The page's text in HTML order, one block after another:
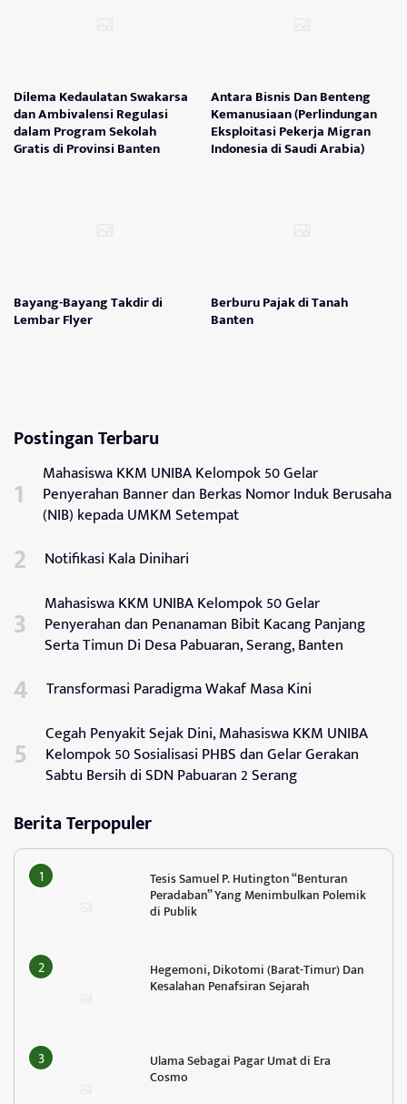
Dilema Kedaulatan Swakarsa
dan Ambivalensi Regulasi
dalam Program Sekolah
Gratis di Provinsi Banten
Antara Bisnis Dan Benteng
Kemanusiaan (Perlindungan
Eksploitasi Pekerja Migran
Indonesia di Saudi Arabia)
Bayang-Bayang Takdir di
Lembar Flyer
Berburu Pajak di Tanah
Banten
Postingan Terbaru
Mahasiswa KKM UNIBA Kelompok 50 Gelar
Penyerahan Banner dan Berkas Nomor Induk Berusaha
(NIB) kepada UMKM Setempat
Notifikasi Kala Dinihari
Mahasiswa KKM UNIBA Kelompok 50 Gelar
Penyerahan dan Penanaman Bibit Kacang Panjang
Serta Timun Di Desa Pabuaran, Serang, Banten
Transformasi Paradigma Wakaf Masa Kini
Cegah Penyakit Sejak Dini, Mahasiswa KKM UNIBA
Kelompok 50 Sosialisasi PHBS dan Gelar Gerakan
Sabtu Bersih di SDN Pabuaran 2 Serang
Berita Terpopuler
Tesis Samuel P. Hutington “Benturan
Peradaban” Yang Menimbulkan Polemik
di Publik
Hegemoni, Dikotomi (Barat-Timur) Dan
Kesalahan Penafsiran Sejarah
Ulama Sebagai Pagar Umat di Era
Cosmo